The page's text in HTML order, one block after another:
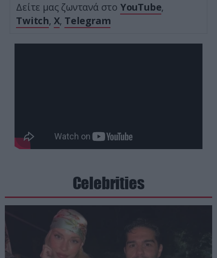
Δείτε μας ζωντανά στο YouTube,
Twitch, X, Telegram
Celebrities